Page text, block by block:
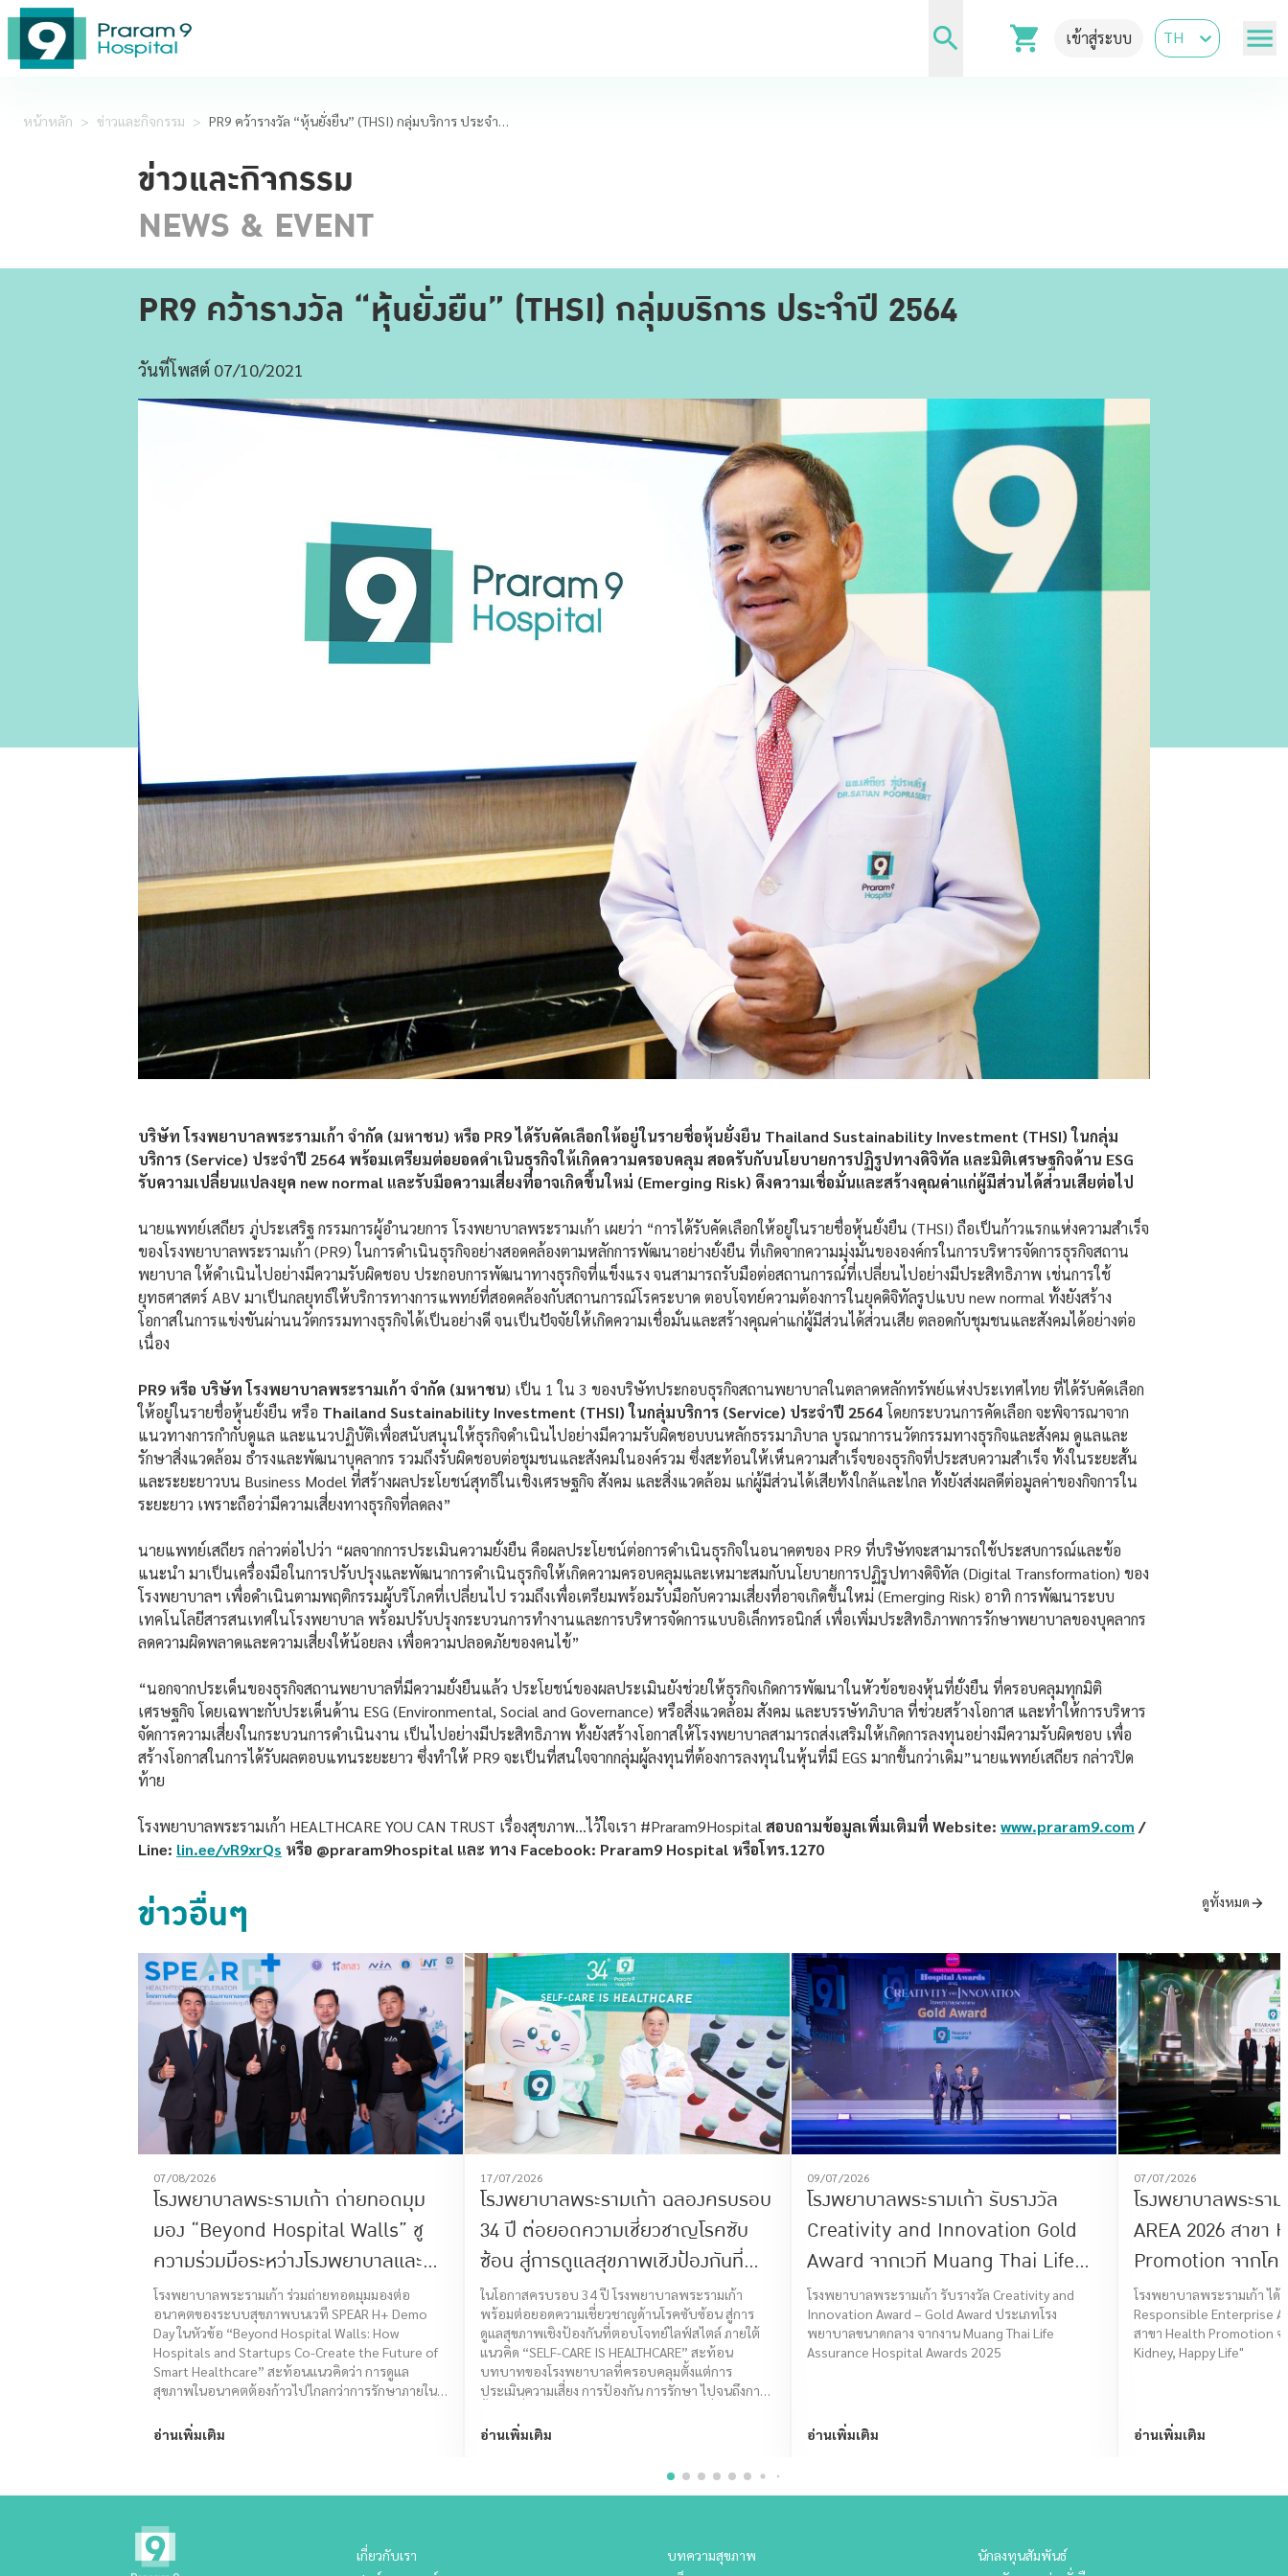
เข้าสู่ระบบ TH
หน้าหลัก > ข่าวและกิจกรรม > PR9 คว้ารางวัล “หุ้นยั่งยืน” (THSI) กลุ่มบริการ ประจำปี 2564
ข่าวและกิจกรรม
NEWS & EVENT
PR9 คว้ารางวัล “หุ้นยั่งยืน” (THSI) กลุ่มบริการ ประจำปี 2564
วันที่โพสต์ 07/10/2021
บริษัท โรงพยาบาลพระรามเก้า จำกัด (มหาชน) หรือ PR9 ได้รับคัดเลือกให้อยู่ในรายชื่อหุ้นยั่งยืน Thailand Sustainability Investment (THSI) ในกลุ่ม
บริการ (Service) ประจำปี 2564 พร้อมเตรียมต่อยอดดำเนินธุรกิจให้เกิดความครอบคลุม สอดรับกับนโยบายการปฏิรูปทางดิจิทัล และมิติเศรษฐกิจด้าน ESG
รับความเปลี่ยนแปลงยุค new normal และรับมือความเสี่ยงที่อาจเกิดขึ้นใหม่ (Emerging Risk) ดึงความเชื่อมั่นและสร้างคุณค่าแก่ผู้มีส่วนได้ส่วนเสียต่อไป
นายแพทย์เสถียร ภู่ประเสริฐ กรรมการผู้อำนวยการ โรงพยาบาลพระรามเก้า เผยว่า “การได้รับคัดเลือกให้อยู่ในรายชื่อหุ้นยั่งยืน (THSI) ถือเป็นก้าวแรกแห่งความสำเร็จ
ของโรงพยาบาลพระรามเก้า (PR9) ในการดำเนินธุรกิจอย่างสอดคล้องตามหลักการพัฒนาอย่างยั่งยืน ที่เกิดจากความมุ่งมั่นขององค์กรในการบริหารจัดการธุรกิจสถาน
พยาบาล ให้ดำเนินไปอย่างมีความรับผิดชอบ ประกอบการพัฒนาทางธุรกิจที่แข็งแรง จนสามารถรับมือต่อสถานการณ์ที่เปลี่ยนไปอย่างมีประสิทธิภาพ เช่นการใช้
ยุทธศาสตร์ ABV มาเป็นกลยุทธ์ให้บริการทางการแพทย์ที่สอดคล้องกับสถานการณ์โรคระบาด ตอบโจทย์ความต้องการในยุคดิจิทัลรูปแบบ new normal ทั้งยังสร้าง
โอกาสในการแข่งขันผ่านนวัตกรรมทางธุรกิจได้เป็นอย่างดี จนเป็นปัจจัยให้เกิดความเชื่อมั่นและสร้างคุณค่าแก่ผู้มีส่วนได้ส่วนเสีย ตลอดกับชุมชนและสังคมได้อย่างต่อ
เนื่อง
PR9 หรือ บริษัท โรงพยาบาลพระรามเก้า จำกัด (มหาชน) เป็น 1 ใน 3 ของบริษัทประกอบธุรกิจสถานพยาบาลในตลาดหลักทรัพย์แห่งประเทศไทย ที่ได้รับคัดเลือก
ให้อยู่ในรายชื่อหุ้นยั่งยืน หรือ Thailand Sustainability Investment (THSI) ในกลุ่มบริการ (Service) ประจำปี 2564โดยกระบวนการคัดเลือก จะพิจารณาจาก
แนวทางการกำกับดูแล และแนวปฏิบัติเพื่อสนับสนุนให้ธุรกิจดำเนินไปอย่างมีความรับผิดชอบบนหลักธรรมาภิบาล บูรณาการนวัตกรรมทางธุรกิจและสังคม ดูแลและ
รักษาสิ่งแวดล้อม ธำรงและพัฒนาบุคลากร รวมถึงรับผิดชอบต่อชุมชนและสังคมในองค์รวม ซึ่งสะท้อนให้เห็นความสำเร็จของธุรกิจที่ประสบความสำเร็จ ทั้งในระยะสั้น
และระยะยาวบน Business Model ที่สร้างผลประโยชน์สุทธิในเชิงเศรษฐกิจ สังคม และสิ่งแวดล้อม แก่ผู้มีส่วนได้เสียทั้งใกล้และไกล ทั้งยังส่งผลดีต่อมูลค่าของกิจการใน
ระยะยาว เพราะถือว่ามีความเสี่ยงทางธุรกิจที่ลดลง”
นายแพทย์เสถียร กล่าวต่อไปว่า “ผลจากการประเมินความยั่งยืน คือผลประโยชน์ต่อการดำเนินธุรกิจในอนาคตของ PR9 ที่บริษัทจะสามารถใช้ประสบการณ์และข้อ
แนะนำ มาเป็นเครื่องมือในการปรับปรุงและพัฒนาการดำเนินธุรกิจให้เกิดความครอบคลุมและเหมาะสมกับนโยบายการปฏิรูปทางดิจิทัล (Digital Transformation) ของ
โรงพยาบาลฯ เพื่อดำเนินตามพฤติกรรมผู้บริโภคที่เปลี่ยนไป รวมถึงเพื่อเตรียมพร้อมรับมือกับความเสี่ยงที่อาจเกิดขึ้นใหม่ (Emerging Risk) อาทิ การพัฒนาระบบ
เทคโนโลยีสารสนเทศในโรงพยาบาล พร้อมปรับปรุงกระบวนการทำงานและการบริหารจัดการแบบอิเล็กทรอนิกส์ เพื่อเพิ่มประสิทธิภาพการรักษาพยาบาลของบุคลากร
ลดความผิดพลาดและความเสี่ยงให้น้อยลง เพื่อความปลอดภัยของคนไข้”
“นอกจากประเด็นของธุรกิจสถานพยาบาลที่มีความยั่งยืนแล้ว ประโยชน์ของผลประเมินยังช่วยให้ธุรกิจเกิดการพัฒนาในหัวข้อของหุ้นที่ยั่งยืน ที่ครอบคลุมทุกมิติ
เศรษฐกิจ โดยเฉพาะกับประเด็นด้าน ESG (Environmental, Social and Governance) หรือสิ่งแวดล้อม สังคม และบรรษัทภิบาล ที่ช่วยสร้างโอกาส และทำให้การบริหาร
จัดการความเสี่ยงในกระบวนการดำเนินงาน เป็นไปอย่างมีประสิทธิภาพ ทั้งยังสร้างโอกาสให้โรงพยาบาลสามารถส่งเสริมให้เกิดการลงทุนอย่างมีความรับผิดชอบ เพื่อ
สร้างโอกาสในการได้รับผลตอบแทนระยะยาว ซึ่งทำให้ PR9 จะเป็นที่สนใจจากกลุ่มผู้ลงทุนที่ต้องการลงทุนในหุ้นที่มี EGS มากขึ้นกว่าเดิม”นายแพทย์เสถียร กล่าวปิด
ท้าย
โรงพยาบาลพระรามเก้า HEALTHCARE YOU CAN TRUST เรื่องสุขภาพ…ไว้ใจเรา #Praram9Hospital สอบถามข้อมูลเพิ่มเติมที่ Website: www.praram9.com /
Line: lin.ee/vR9xrQs หรือ @praram9hospital และ ทาง Facebook: Praram9 Hospital หรือโทร.1270
ข่าวอื่นๆ ดูทั้งหมด
07/08/2026
โรงพยาบาลพระรามเก้า ถ่ายทอดมุม
มอง “Beyond Hospital Walls” ชู
ความร่วมมือระหว่างโรงพยาบาลและ
Startup ร่วมสร้างอนาคต Smart
Healthcare
โรงพยาบาลพระรามเก้า ร่วมถ่ายทอดมุมมองต่อ
อนาคตของระบบสุขภาพบนเวที SPEAR H+ Demo
Day ในหัวข้อ “Beyond Hospital Walls: How
Hospitals and Startups Co-Create the Future of
Smart Healthcare” สะท้อนแนวคิดว่า การดูแล
สุขภาพในอนาคตต้องก้าวไปไกลกว่าการรักษาภายใน
อ่านเพิ่มเติม
17/07/2026
โรงพยาบาลพระรามเก้า ฉลองครบรอบ
34 ปี ต่อยอดความเชี่ยวชาญโรคซับ
ซ้อน สู่การดูแลสุขภาพเชิงป้องกันที่
ตอบโจทย์ไลฟ์สไตล์ ภายใต้แนวคิด
“SELF-CARE IS HEALTHCARE”
ในโอกาสครบรอบ 34 ปี โรงพยาบาลพระรามเก้า
พร้อมต่อยอดความเชี่ยวชาญด้านโรคซับซ้อน สู่การ
ดูแลสุขภาพเชิงป้องกันที่ตอบโจทย์ไลฟ์สไตล์ ภายใต้
แนวคิด “SELF-CARE IS HEALTHCARE” สะท้อน
บทบาทของโรงพยาบาลที่ครอบคลุมตั้งแต่การ
ประเมินความเสี่ยง การป้องกัน การรักษา ไปจนถึงการ
วัย
อ่านเพิ่มเติม
09/07/2026
โรงพยาบาลพระรามเก้า รับรางวัล
Creativity and Innovation Gold
Award จากเวที Muang Thai Life
Assurance Hospital Awards 2025
โรงพยาบาลพระรามเก้า รับรางวัล Creativity and
Innovation Award – Gold Award ประเภทโรง
พยาบาลขนาดกลาง จากงาน Muang Thai Life
Assurance Hospital Awards 2025
อ่านเพิ่มเติม
07/07/2026
โรงพยาบาลพระรา
AREA 2026 สาขา
Promotion จากโ
Kidney, Happy
การดูแลสุขภาพ กา
รักษาโรคไต
โรงพยาบาลพระรามเก้า ได้
Responsible Enterprise
สาขา Health Promotion จ
Kidney, Happy Life"
อ่านเพิ่มเติม
เกี่ยวกับเรา
บทความสุขภาพ
นักลงทุนสัมพันธ์